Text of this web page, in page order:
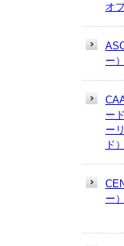
オ
ー）
ー
ー
ド）
ー）